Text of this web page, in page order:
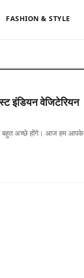
FASHION & STYLE
इंडियन वेजिटेरियन
बहुत अच्छे होंगे। आज हम आपके